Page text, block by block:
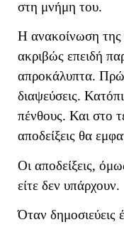
στη μνήμη του.
Η ανακοίνωση της
ακριβώς επειδή
απροκάλυπτα.
διαψεύσεις.
πένθους. Και στο
αποδείξεις θα
Οι αποδείξεις,
είτε δεν υπάρχουν.
Όταν δημοσιεύεις